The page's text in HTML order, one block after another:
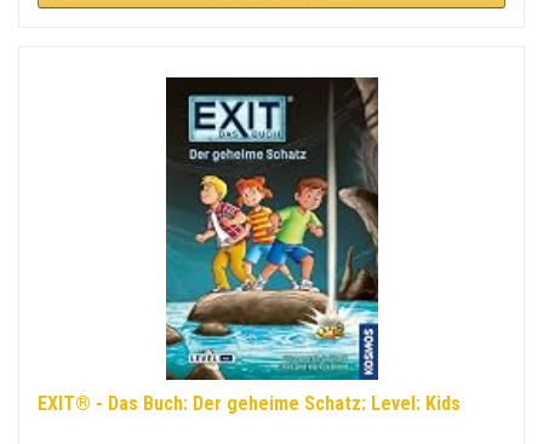
EXIT® - Das Buch: Der geheime Schatz: Level: Kids